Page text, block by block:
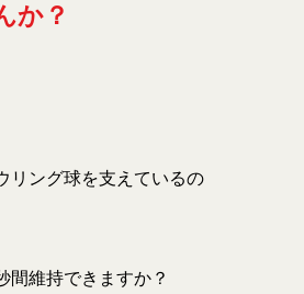
か？
リング球を支えているの
間維持できますか？